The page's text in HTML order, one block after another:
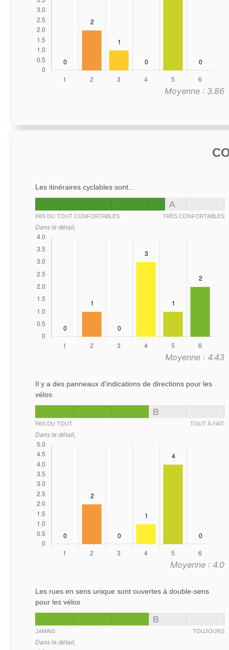
Moyenne : 3.86
Les itinéraires cyclables sont...
A
PAS DU TOUT CONFORTABLES TRÈS CONFORTABLES
Dans le détail,
Moyenne : 4.43
Il y a des panneaux d'indications de directions pour les
vélos
B
PAS DU TOUT TOUT À FAIT
Dans le détail,
Moyenne : 4.0
Les rues en sens unique sont ouvertes à double-sens
pour les vélos
B
JAMAIS TOUJOURS
Dans le détail,